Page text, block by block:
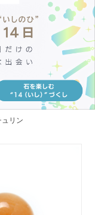
リン